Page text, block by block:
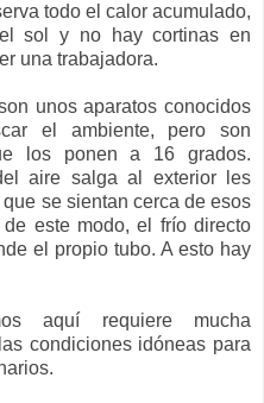
todo el calor acumulado,
sol y no hay cortinas en
una trabajadora.
unos aparatos conocidos
el ambiente, pero son
los ponen a 16 grados.
aire salga al exterior les
se sientan cerca de esos
este modo, el frío directo
el propio tubo. A esto hay
aquí requiere mucha
condiciones idóneas para